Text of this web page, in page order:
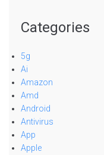
Categories
5g
Ai
Amazon
Amd
Android
Antivirus
App
Apple